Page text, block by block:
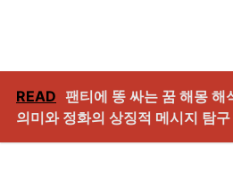
READ 팬티에 똥 싸는 꿈 해몽 해
의미와 정화의 상징적 메시지 탐구